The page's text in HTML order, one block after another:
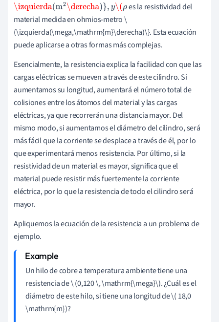
\izquierda(m2\derecha)},y\(ρ
es la resistividad del
material medida en ohmios-metro \
(\izquierda(\mega,\mathrm{m}\derecha)\}. Esta ecuación
puede aplicarse a otras formas más complejas.
Esencialmente, la resistencia explica la facilidad con que las
cargas eléctricas se mueven a través de este cilindro. Si
aumentamos su longitud, aumentará el número total de
colisiones entre los átomos del material y las cargas
eléctricas, ya que recorrerán una distancia mayor. Del
mismo modo, si aumentamos el diámetro del cilindro, será
más fácil que la corriente se desplace a través de él, por lo
que experimentará menos resistencia. Por último, si la
resistividad de un material es mayor, significa que el
material puede resistir más fuertemente la corriente
eléctrica, por lo que la resistencia de todo el cilindro será
mayor.
Apliquemos la ecuación de la resistencia a un problema de
ejemplo.
Un hilo de cobre a temperatura ambiente tiene una
resistencia de \(0,120 \, \mathrm{\mega}\). ¿Cuál es el
diámetro de este hilo, si tiene una longitud de \( 18,0
\mathrm{m})?